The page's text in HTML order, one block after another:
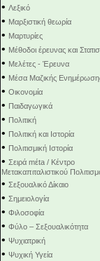
• Λεξικό
• Μαρξιστική θεωρία
• Μαρτυρίες
• Μέθοδοι έρευνας και
• Μελέτες - Έρευνα
• Μέσα Μαζικής
• Οικονομία
• Παιδαγωγικά
• Πολιτική
• Πολιτική και Ιστορία
• Πολιτισμική Ιστορία
• Σειρά mέta / Κέντρο
Μετακαπιταλιστικού
• Σεξουαλικό Δίκαιο
• Σημειολογία
• Φιλοσοφία
• Φύλο – Σεξουαλικότητα
• Ψυχιατρική
• Ψυχική Υγεία